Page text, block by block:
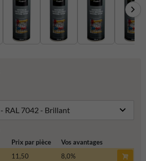
Prix par pièce
Vos avantages
11,50 8,0%